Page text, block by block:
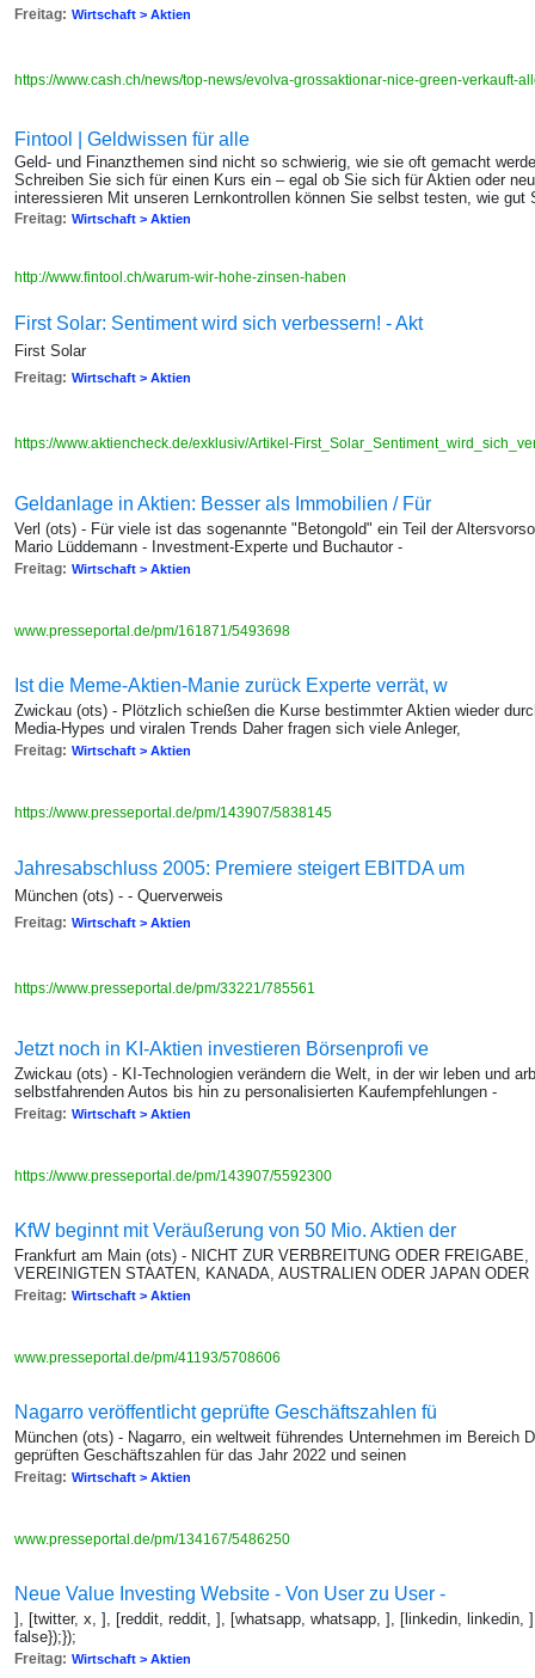
Freitag: Wirtschaft > Aktien
https://www.cash.ch/news/top-news/evolva-grossaktionar-nice-green-verkauft-
Fintool | Geldwissen für alle
Geld- und Finanzthemen sind nicht so schwierig, wie sie oft gemacht
Schreiben Sie sich für einen Kurs ein – egal ob Sie sich für Aktien oder
interessieren Mit unseren Lernkontrollen können Sie selbst testen, wie gut
Freitag: Wirtschaft > Aktien
http://www.fintool.ch/warum-wir-hohe-zinsen-haben
First Solar: Sentiment wird sich verbessern! - Akt
First Solar
Freitag: Wirtschaft > Aktien
https://www.aktiencheck.de/exklusiv/Artikel-
Geldanlage in Aktien: Besser als Immobilien / Für
Verl (ots) - Für viele ist das sogenannte "Betongold" ein Teil der
Mario Lüddemann - Investment-Experte und Buchautor -
Freitag: Wirtschaft > Aktien
www.presseportal.de/pm/161871/5493698
Ist die Meme-Aktien-Manie zurück Experte verrät, w
Zwickau (ots) - Plötzlich schießen die Kurse bestimmter Aktien wieder
Media-Hypes und viralen Trends Daher fragen sich viele Anleger,
Freitag: Wirtschaft > Aktien
https://www.presseportal.de/pm/143907/5838145
Jahresabschluss 2005: Premiere steigert EBITDA um
München (ots) - - Querverweis
Freitag: Wirtschaft > Aktien
https://www.presseportal.de/pm/33221/785561
Jetzt noch in KI-Aktien investieren Börsenprofi ve
Zwickau (ots) - KI-Technologien verändern die Welt, in der wir leben und
selbstfahrenden Autos bis hin zu personalisierten Kaufempfehlungen -
Freitag: Wirtschaft > Aktien
https://www.presseportal.de/pm/143907/5592300
KfW beginnt mit Veräußerung von 50 Mio. Aktien der
Frankfurt am Main (ots) - NICHT ZUR VERBREITUNG ODER
VEREINIGTEN STAATEN, KANADA, AUSTRALIEN ODER JAPAN
Freitag: Wirtschaft > Aktien
www.presseportal.de/pm/41193/5708606
Nagarro veröffentlicht geprüfte Geschäftszahlen fü
München (ots) - Nagarro, ein weltweit führendes Unternehmen im Bereich
geprüften Geschäftszahlen für das Jahr 2022 und seinen
Freitag: Wirtschaft > Aktien
www.presseportal.de/pm/134167/5486250
Neue Value Investing Website - Von User zu User -
], [twitter, x, ], [reddit, reddit, ], [whatsapp, whatsapp, ], [linkedin, linkedin,
false});});
Freitag: Wirtschaft > Aktien